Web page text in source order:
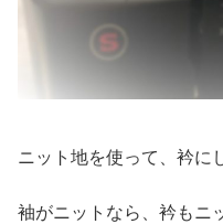
ニット地を使って、衿に
袖がニットなら、衿もニ